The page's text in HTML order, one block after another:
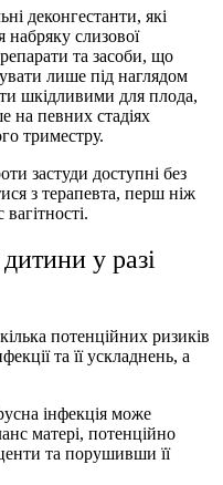
деконгестанти, які
слизової
та засоби, що
лише під наглядом
шкідливими для плода,
на певних стадіях
триместру.
застуди доступні без
з терапевта, перш ніж
у разі
потенційних ризиків
та її ускладнень, а
інфекція може
матері, потенційно
та порушивши її